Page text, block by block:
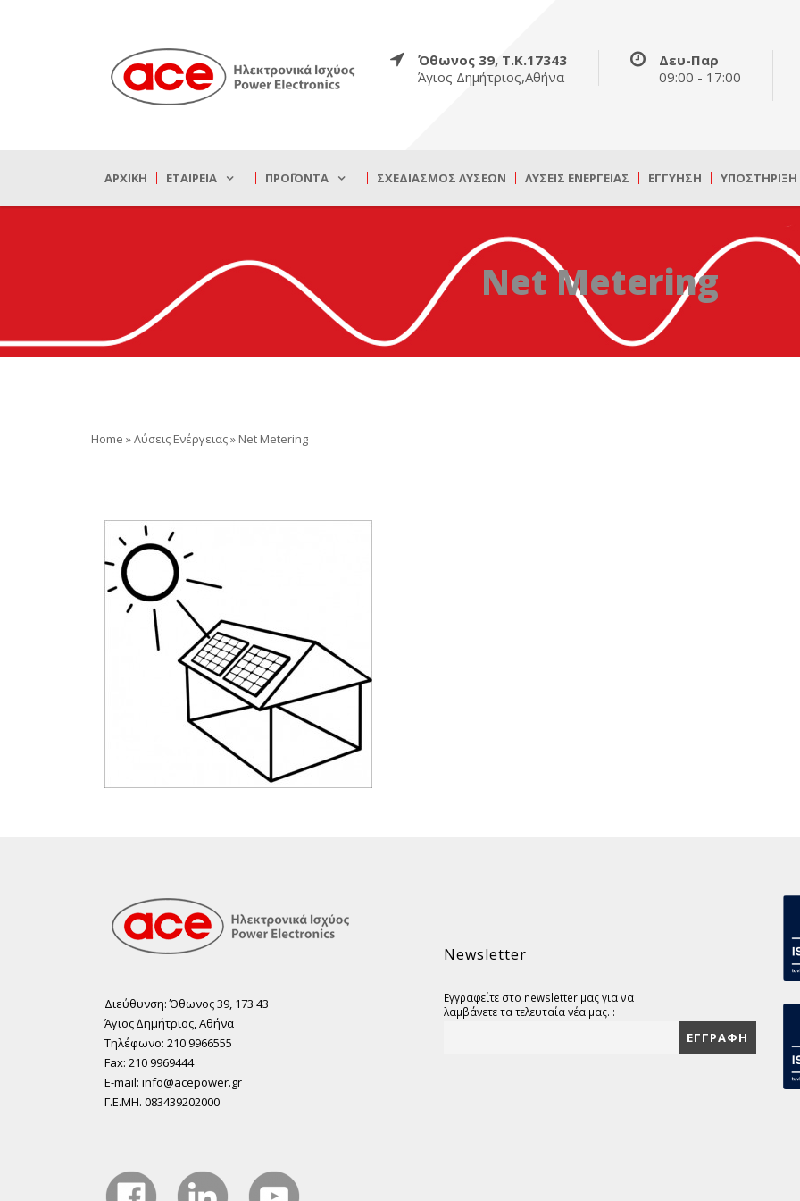
Όθωνος 39, Τ.Κ.17343
Άγιος Δημήτριος,Αθήνα
Δευ-Παρ
09:00 - 17:00
ΑΡΧΙΚΉ ΕΤΑΙΡΕΊΑ ΠΡΟΪΌΝΤΑ ΣΧΕΔΙΑΣΜΌΣ ΛΎΣΕΩΝ ΛΎΣΕΙΣ ΕΝΈΡΓΕΙΑΣ ΕΓΓΎΗΣΗ ΥΠΟΣΤΉΡΙΞΗ
Net Metering
Home »Λύσεις Ενέργειας» Net Metering
Διεύθυνση: Όθωνος 39, 173 43
Άγιος ∆ηµήτριος, Αθήνα
Τηλέφωνο: 210 9966555
Fax: 210 9969444
E-mail: info@acepower.gr
Γ.Ε.ΜΗ. 083439202000
Newsletter
Εγγραφείτε στο newsletter μας για να
λαμβάνετε τα τελευταία νέα μας. :